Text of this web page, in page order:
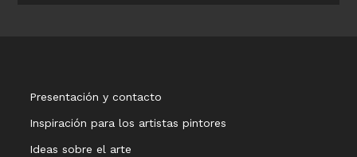
Presentación y contacto
Inspiración para los artistas pintores
Ideas sobre el arte